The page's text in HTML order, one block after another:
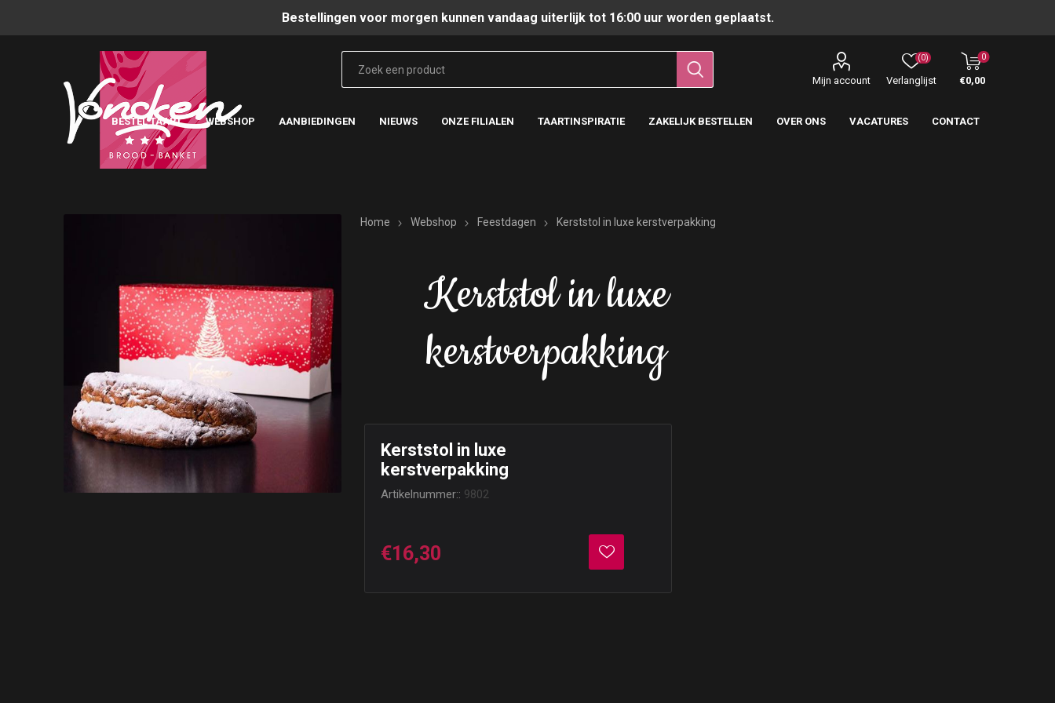
Bestellingen voor morgen kunnen vandaag uiterlijk tot 16:00 uur worden geplaatst.
Mijn account Verlanglijst
(0) 0
€0,00
BESTEL TAART WEBSHOP AANBIEDINGEN NIEUWS ONZE FILIALEN TAARTINSPIRATIE ZAKELIJK BESTELLEN OVER ONS VACATURES CONTACT
Home Webshop Feestdagen Kerststol in luxe kerstverpakking
Kerststol in luxe
kerstverpakking
Kerststol in luxe
kerstverpakking
Artikelnummer:: 9802
€16,30